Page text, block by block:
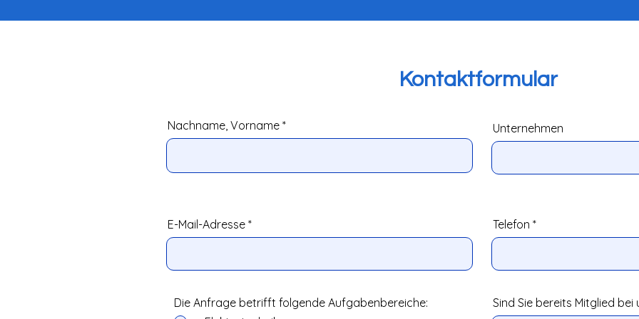
Kontaktformular
Nachname, Vorname Unternehmen
E-Mail-Adresse Telefon
Die Anfrage betrifft folgende Aufgabenbereiche:
Sind Sie bereits Mitglied bei